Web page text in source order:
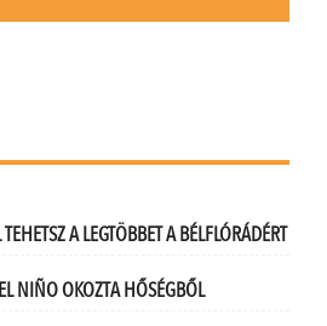
A LEGTÖBBET A BÉLFLÓRÁDÉRT
NIÑO OKOZTA HŐSÉGBŐL